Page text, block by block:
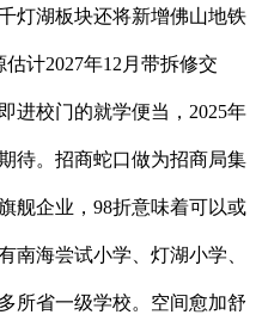
灯湖板块还将新增佛山地铁
计2027年12月带拆修交
进校门的就学便当，2025年
待。招商蛇口做为招商局集
舰企业，98折意味着可以或
南海尝试小学、灯湖小学、
所省一级学校。空间愈加舒